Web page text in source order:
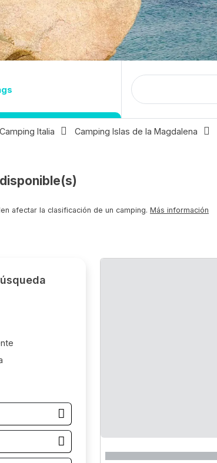
Fechas
Camping Italia Camping Islas de la Magdalena
afectar la clasificación de un camping. Más información